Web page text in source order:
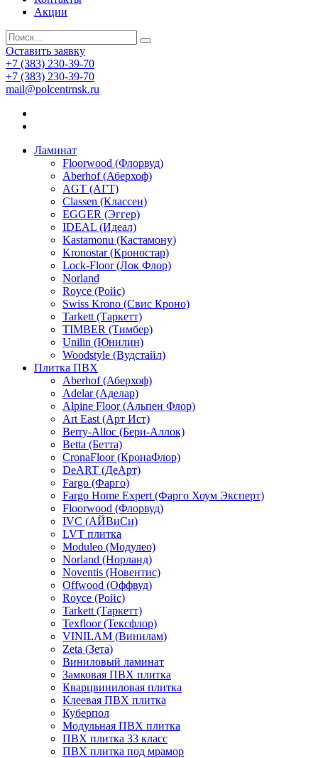
Акции
Оставить заявку
+7 (383) 230-39-70
+7 (383) 230-39-70
mail@polcentrnsk.ru
Ламинат
Floorwood (Флорвуд)
Aberhof (Аберхоф)
AGT (АГТ)
Classen (Классен)
EGGER (Эггер)
IDEAL (Идеал)
Kastamonu (Кастамону)
Kronostar (Кроностар)
Lock-Floor (Лок Флор)
Norland
Royce (Ройс)
Swiss Krono (Свис Кроно)
Tarkett (Таркетт)
TIMBER (Тимбер)
Unilin (Юнилин)
Woodstyle (Вудстайл)
Плитка ПВХ
Aberhof (Аберхоф)
Adelar (Аделар)
Alpine Floor (Альпен Флор)
Art East (Арт Ист)
Berry-Alloc (Бери-Аллок)
Betta (Бетта)
CronaFloor (КронаФлор)
DeART (ДеАрт)
Fargo (Фарго)
Fargo Home Expert (Фарго Хоум Эксперт)
Floorwood (Флорвуд)
IVC (АЙВиСи)
LVT плитка
Moduleo (Модулео)
Norland (Норланд)
Noventis (Новентис)
Offwood (Оффвуд)
Royce (Ройс)
Tarkett (Таркетт)
Texfloor (Тексфлор)
VINILAM (Винилам)
Zeta (Зета)
Виниловый ламинат
Замковая ПВХ плитка
Кварцвиниловая плитка
Клеевая ПВХ плитка
Куберпол
Модульная ПВХ плитка
ПВХ плитка 33 класс
ПВХ плитка под мрамор